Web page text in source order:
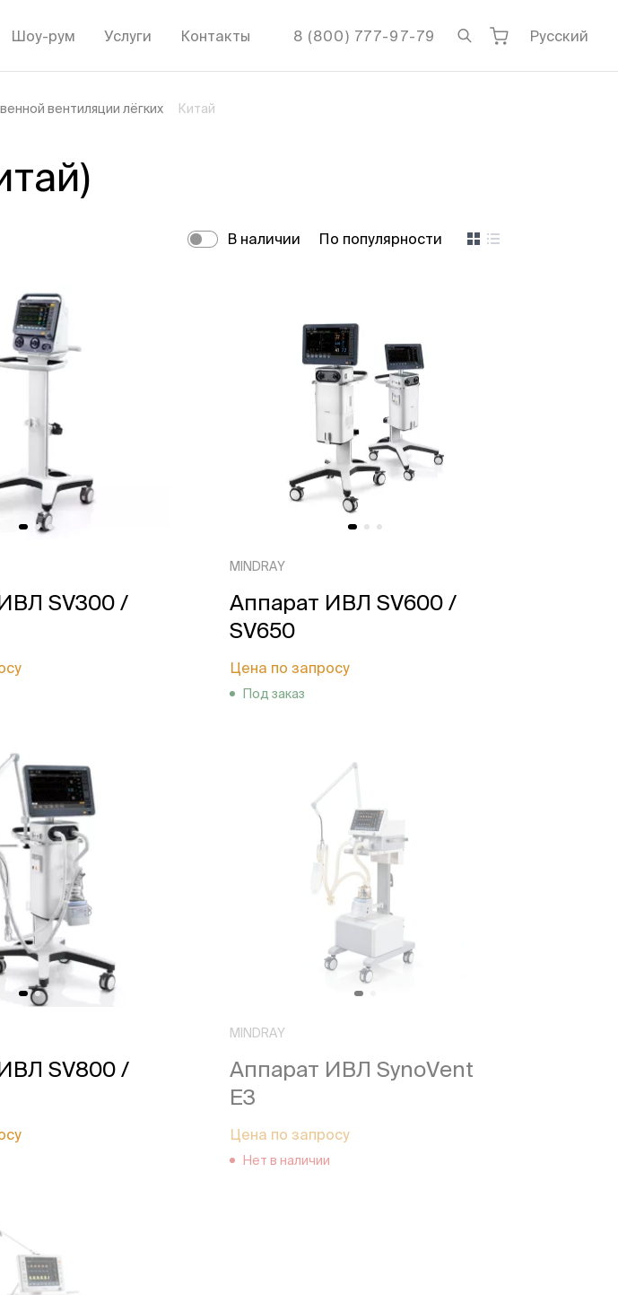
Шоу-рум Услуги Контакты 8 (800) 777-97-79 Русский
вентиляции лёгких Китай
В наличии По популярности
SV300 /
MINDRAY
Аппарат ИВЛ SV600 /
SV650
Цена по запросу
Под заказ
SV800 /
MINDRAY
Аппарат ИВЛ SynoVent
E3
Цена по запросу
Нет в наличии